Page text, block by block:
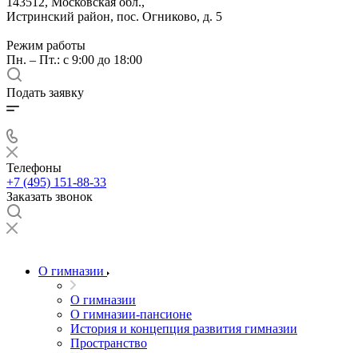
Истринский район, пос. Огниково, д. 5
Режим работы
Пн. – Пт.: с 9:00 до 18:00
Подать заявку
Телефоны
+7 (495) 151-88-33
Заказать звонок
О гимназии
О гимназии
О гимназии-пансионе
История и концепция развития гимназии
Пространство